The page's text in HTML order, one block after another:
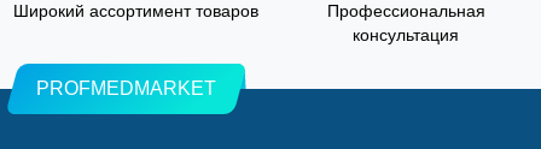
Широкий ассортимент товаров
Профессиональная
консультация
PROFMEDMARKET